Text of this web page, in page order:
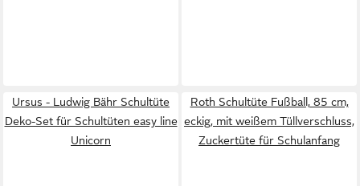
Ursus - Ludwig Bähr Schultüte
Deko-Set für Schultüten easy line
Unicorn
Roth Schultüte Fußball, 85 cm,
eckig, mit weißem Tüllverschluss,
Zuckertüte für Schulanfang